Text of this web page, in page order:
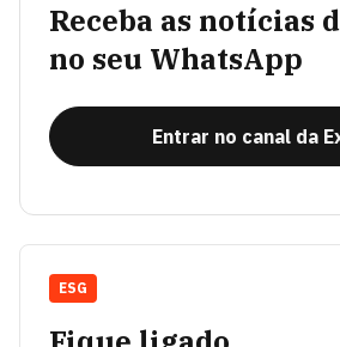
Receba as notícias
no seu WhatsApp
Entrar no canal da
ESG